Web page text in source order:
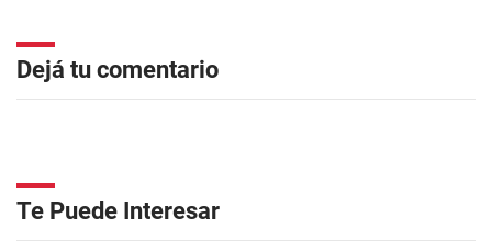
Dejá tu comentario
Te Puede Interesar